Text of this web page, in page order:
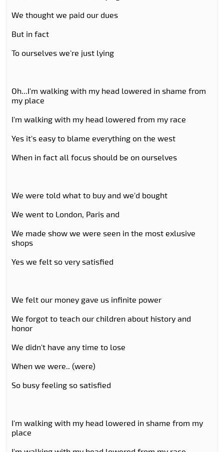
We thought we paid our dues
But in fact
To ourselves we're just lying
Oh...I'm walking with my head lowered in shame from
my place
I'm walking with my head lowered from my race
Yes it's easy to blame everything on the west
When in fact all focus should be on ourselves
We were told what to buy and we'd bought
We went to London, Paris and
We made show we were seen in the most exlusive
shops
Yes we felt so very satisfied
We felt our money gave us infinite power
We forgot to teach our children about history and
honor
We didn't have any time to lose
When we were.. (were)
So busy feeling so satisfied
I'm walking with my head lowered in shame from my
place